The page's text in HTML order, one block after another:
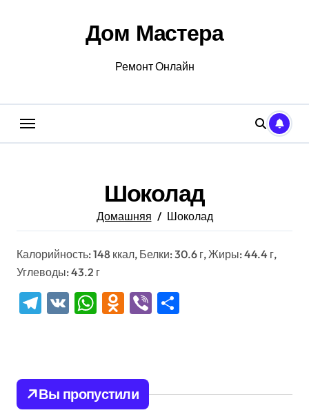
Дом Мастера
Ремонт Онлайн
Шоколад
Домашняя Шоколад
Калорийность: 148 ккал, Белки: 30.6 г, Жиры: 44.4 г,
Углеводы: 43.2 г
Telegram
VK WhatsApp
Odnoklassniki
Viber
Вы пропустили